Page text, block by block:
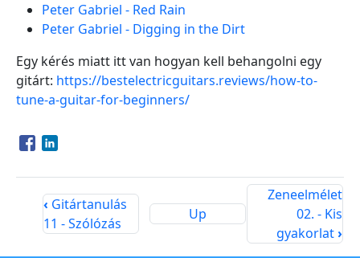
Peter Gabriel - Red Rain
Peter Gabriel - Digging in the Dirt
Egy kérés miatt itt van hogyan kell behangolni egy
gitárt: https://bestelectricguitars.reviews/how-to-
tune-a-guitar-for-beginners/
Opens in a new window
Opens in a new window
‹ Gitártanulás
11 - Szólózás
Up
Zeneelmélet
02. - Kis
gyakorlat›